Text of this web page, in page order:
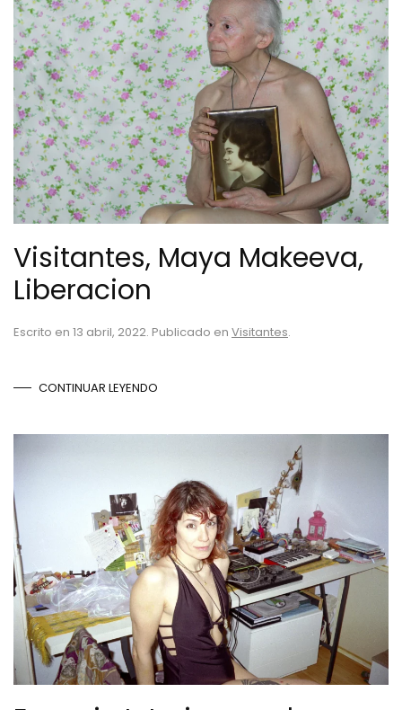
Visitantes, Maya Makeeva,
Liberacion
Escrito en 13 abril, 2022. Publicado en Visitantes.
CONTINUAR LEYENDO